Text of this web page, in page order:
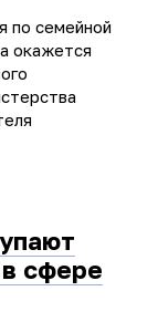
по семейной
окажется
сфере